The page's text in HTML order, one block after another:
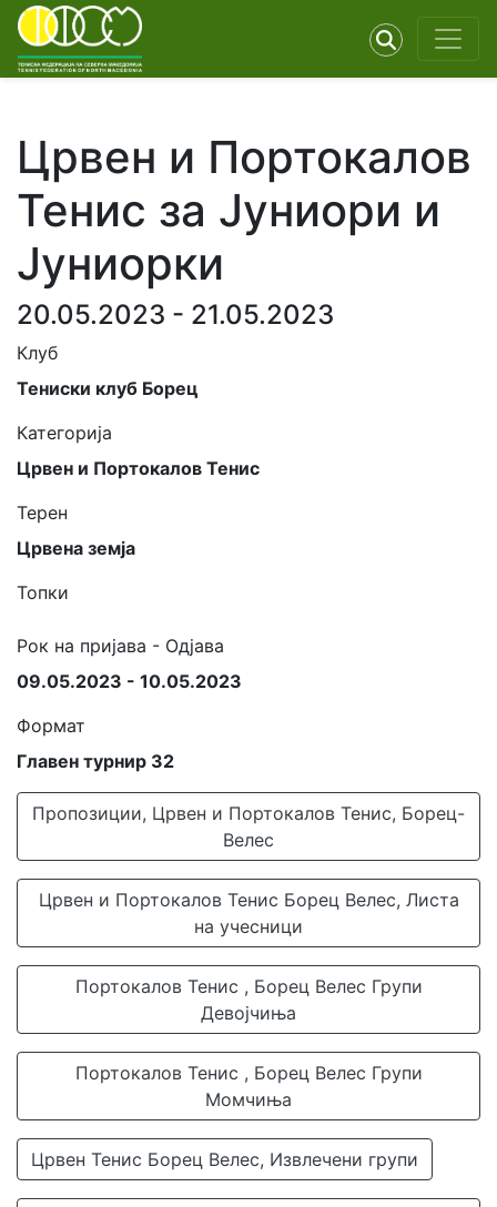
Црвен и Портокалов
Тенис за Јуниори и
Јуниорки
20.05.2023 - 21.05.2023
Клуб
Тениски клуб Борец
Категорија
Црвен и Портокалов Тенис
Терен
Црвена земја
Топки
Рок на пријава - Одјава
09.05.2023 - 10.05.2023
Формат
Главен турнир 32
Пропозиции, Црвен и Портокалов Тенис, Борец-
Велес
Црвен и Портокалов Тенис Борец Велес, Листа
на учесници
Портокалов Тенис , Борец Велес Групи
Девојчиња
Портокалов Тенис , Борец Велес Групи
Момчиња
Црвен Тенис Борец Велес, Извлечени групи